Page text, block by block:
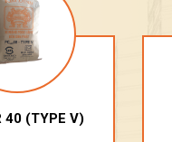
40 (TYPE V)